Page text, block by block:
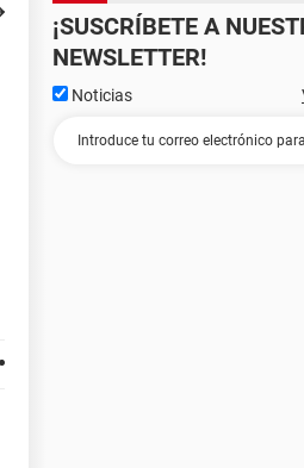
¡SUSCRÍBETE A
NEWSLETTER!
Noticias